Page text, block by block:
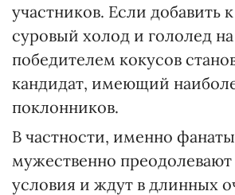
участников. Если добавить
суровый холод и гололед на
победителем кокусов
кандидат, имеющий
поклонников.
В частности, именно
мужественно
условия и ждут в длинных